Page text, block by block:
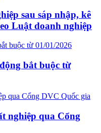
sau sáp nhập, kê
Luật doanh nghiệp
bắt buộc từ
nghiệp qua Cổng